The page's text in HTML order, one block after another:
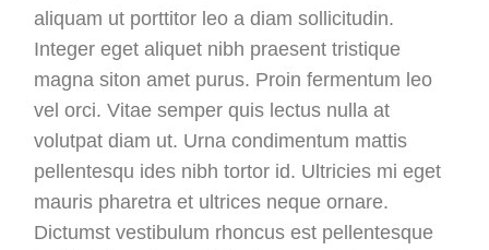
aliquam ut porttitor leo a diam sollicitudin.
Integer eget aliquet nibh praesent tristique
magna siton amet purus. Proin fermentum leo
vel orci. Vitae semper quis lectus nulla at
volutpat diam ut. Urna condimentum mattis
pellentesqu ides nibh tortor id. Ultricies mi eget
mauris pharetra et ultrices neque ornare.
Dictumst vestibulum rhoncus est pellentesque